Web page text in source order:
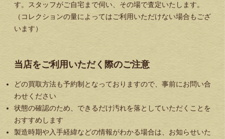
す。スタッフがご自宅まで伺い、その場で査定いたします。
（コレクションの量によってはご利用いただけない場合もござ
います）
当店をご利用いただく際のご注意
どの買取方法も予約制となっておりますので、事前にお問い合
わせください
状態の確認のため、できるだけ汚れを落としていただくことを
おすすめします
製造時期や入手経緯などの情報がわかる場合は、お知らせいた